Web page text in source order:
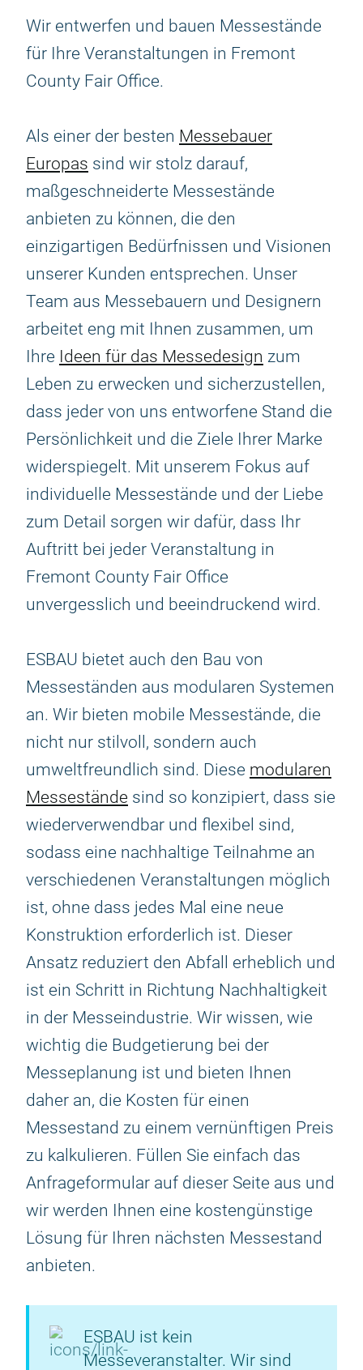
Wir entwerfen und bauen Messestände
für Ihre Veranstaltungen in Fremont
County Fair Office.
Als einer der besten Messebauer
Europas sind wir stolz darauf,
maßgeschneiderte Messestände
anbieten zu können, die den
einzigartigen Bedürfnissen und Visionen
unserer Kunden entsprechen. Unser
Team aus Messebauern und Designern
arbeitet eng mit Ihnen zusammen, um
Ihre Ideen für das Messedesign zum
Leben zu erwecken und sicherzustellen,
dass jeder von uns entworfene Stand die
Persönlichkeit und die Ziele Ihrer Marke
widerspiegelt. Mit unserem Fokus auf
individuelle Messestände und der Liebe
zum Detail sorgen wir dafür, dass Ihr
Auftritt bei jeder Veranstaltung in
Fremont County Fair Office
unvergesslich und beeindruckend wird.
ESBAU bietet auch den Bau von
Messeständen aus modularen Systemen
an. Wir bieten mobile Messestände, die
nicht nur stilvoll, sondern auch
umweltfreundlich sind. Diese modularen
Messestände sind so konzipiert, dass sie
wiederverwendbar und flexibel sind,
sodass eine nachhaltige Teilnahme an
verschiedenen Veranstaltungen möglich
ist, ohne dass jedes Mal eine neue
Konstruktion erforderlich ist. Dieser
Ansatz reduziert den Abfall erheblich und
ist ein Schritt in Richtung Nachhaltigkeit
in der Messeindustrie. Wir wissen, wie
wichtig die Budgetierung bei der
Messeplanung ist und bieten Ihnen
daher an, die Kosten für einen
Messestand zu einem vernünftigen Preis
zu kalkulieren. Füllen Sie einfach das
Anfrageformular auf dieser Seite aus und
wir werden Ihnen eine kostengünstige
Lösung für Ihren nächsten Messestand
anbieten.
ESBAU ist kein
Messeveranstalter. Wir sind